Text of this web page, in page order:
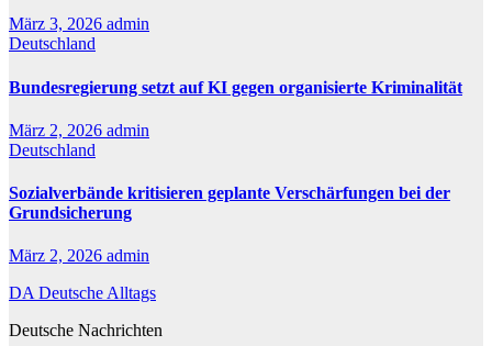
März 3, 2026 admin
Deutschland
Bundesregierung setzt auf KI gegen organisierte Kriminalität
März 2, 2026 admin
Deutschland
Sozialverbände kritisieren geplante Verschärfungen bei der
Grundsicherung
März 2, 2026 admin
DA Deutsche Alltags
Deutsche Nachrichten